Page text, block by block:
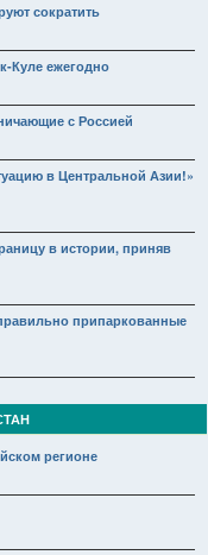
сократить
Куле ежегодно
с Россией
в Центральной Азии!»
в истории, приняв
припаркованные
регионе